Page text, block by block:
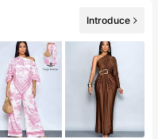
Introduce